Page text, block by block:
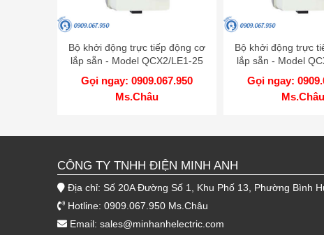
Bộ khởi động trực tiếp động cơ
lắp sẵn - Model QCX2/LE1-25
Gọi ngay: 0909.067.950
Ms.Châu
Bộ khởi động trực
lắp sẵn - Model
Gọi ngay:
Ms.Châu
CÔNG TY TNHH ĐIỆN MINH ANH
Địa chỉ: Số 20A Đường Số 1, Khu Phố 13, Phường Bình
Hotline: 0909.067.950 Ms.Châu
Email: sales@minhanhelectric.com